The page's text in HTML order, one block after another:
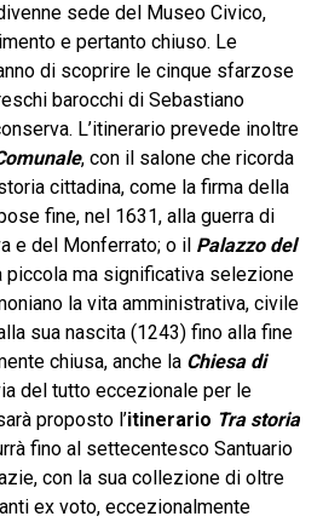
sede del Museo Civico,
e pertanto chiuso. Le
di scoprire le cinque sfarzose
barocchi di Sebastiano
L’itinerario prevede inoltre
, con il salone che ricorda
cittadina, come la firma della
fine, nel 1631, alla guerra di
e del Monferrato; o il Palazzo del
piccola ma significativa selezione
la vita amministrativa, civile
sua nascita (1243) fino alla fine
chiusa, anche la Chiesa di
del tutto eccezionale per le
proposto l’itinerario Tra storia
fino al settecentesco Santuario
con la sua collezione di oltre
ex voto, eccezionalmente